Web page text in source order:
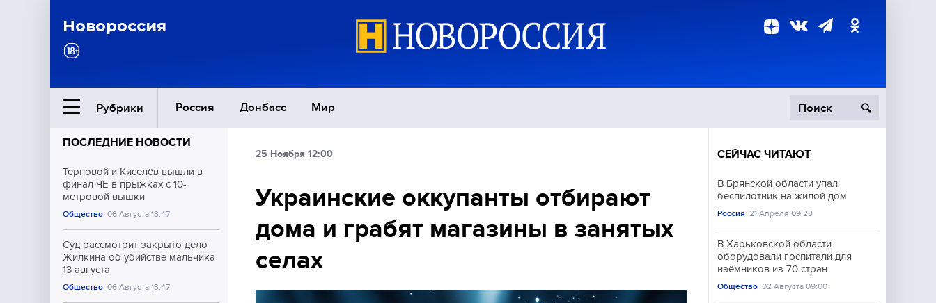
Новороссия
Рубрики Россия Донбасс Мир
Ближний Восток
Общество
Экономика
Происшествия
Культура
Спорт
ПОСЛЕДНИЕ НОВОСТИ
Терновой и Киселёв вышли в
финал ЧЕ в прыжках с 10-
метровой вышки
Общество 06 Августа 13:47
Суд рассмотрит закрыто дело
Жилкина об убийстве мальчика
13 августа
Общество 06 Августа 13:47
25 Ноября 12:00
Украинские оккупанты отбирают
дома и грабят магазины в занятых
селах
СЕЙЧАС ЧИТАЮТ
В Брянской области упал
беспилотник на жилой дом
Россия 21 Апреля 09:28
В Харьковской области
оборудовали госпитали для
наёмников из 70 стран
Общество 02 Августа 09:00